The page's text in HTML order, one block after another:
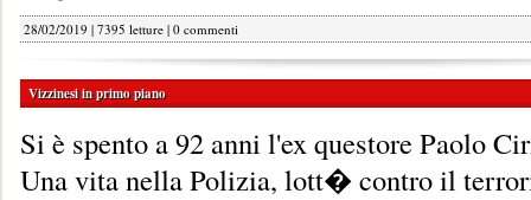
28/02/2019 | 7395 letture | 0 commenti
Vizzinesi in primo piano
Si è spento a 92 anni l'ex questore Paolo
Una vita nella Polizia, lott� contro il